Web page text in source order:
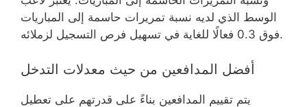
الوسط الذي لديه نسبة تمريرات حاسمة إلى المباريات
فوق 0.3 فعالًا للغاية في تسهيل فرص التسجيل لزملائه.
أفضل المدافعين من حيث معدلات التدخل
يتم تقييم المدافعين بناءً على قدرتهم على تعطيل